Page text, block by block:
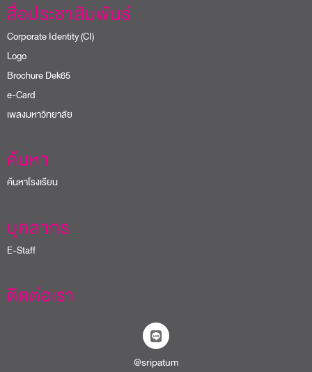
สื่อประชาสัมพันธ์
Corporate Identity (CI)
Logo
Brochure Dek65
e-Card
เพลงมหาวิทยาลัย
ค้นหา
ค้นหาโรงเรียน
บุคลากร
E-Staff
ติดต่อเรา
@sripatum